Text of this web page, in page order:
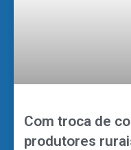
Com troca de
produtores